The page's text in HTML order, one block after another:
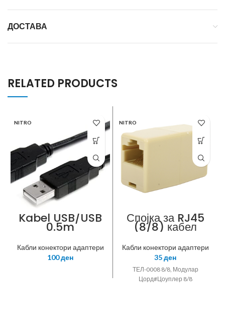
ДОСТАВА
RELATED PRODUCTS
NITRO
Kabel USB/USB
0.5m
Кабли конектори адаптери
100ден
NITRO
Спојка за RJ45
(8/8) кабел
Кабли конектори адаптери
35ден
ТЕЛ-0008 8/8, Модулар
Цорд#Цоуплер 8/8